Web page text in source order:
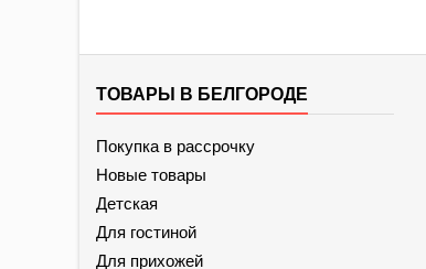
ТОВАРЫ В БЕЛГОРОДЕ
Покупка в рассрочку
Новые товары
Детская
Для гостиной
Для прихожей